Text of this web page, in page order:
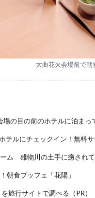
大曲花火会場前で朝
の目の前のホテルに泊まっ
テルにチェックイン！無料
ム 雄物川の土手に癒されて
朝食ブッフェ「花陽」
旅行サイトで調べる（PR）